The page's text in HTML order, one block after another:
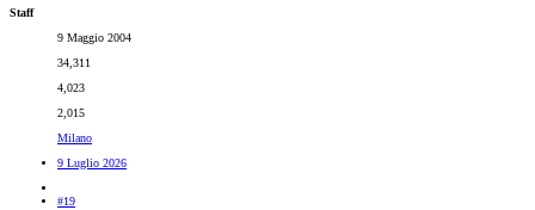
Staff
9 Maggio 2004
34,311
4,023
2,015
Milano
9 Luglio 2026
#19